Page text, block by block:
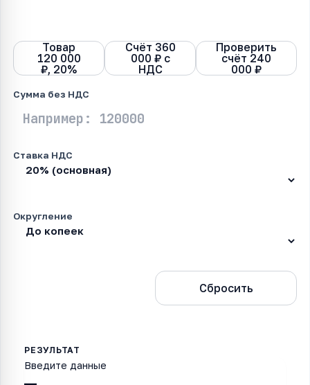
Товар
120 000
₽, 20%
Счёт 360
000 ₽ с
НДС
Проверить
счёт 240
000 ₽
Сумма без НДС
Ставка НДС
Округление
Сбросить
Введите данные